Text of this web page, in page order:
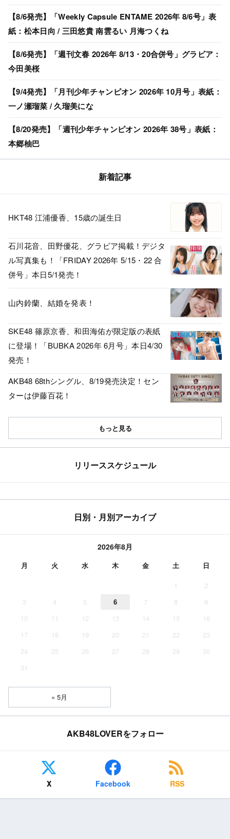
【8/6発売】「Weekly Capsule ENTAME 2026年 8/6号」表
紙：松本日向 / 三田悠貴 南雲るい 月海つくね
【8/6発売】「週刊文春 2026年 8/13・20合併号」グラビア：
今田美桜
【9/4発売】「月刊少年チャンピオン 2026年 10月号」表紙：
一ノ瀬瑠菜 / 久瑠美にな
【8/20発売】「週刊少年チャンピオン 2026年 38号」表紙：
本郷柚巴
新着記事
HKT48 江浦優香、15歳の誕生日
石川花音、田野優花、グラビア掲載！デジタ
ル写真集も！「FRIDAY 2026年 5/15・22 合
併号」本日5/1発売！
山内鈴蘭、結婚を発表！
SKE48 篠原京香、和田海佑が限定版の表紙
に登場！「BUBKA 2026年 6月号」本日4/30
発売！
AKB48 68thシングル、8/19発売決定！セン
ターは伊藤百花！
もっと見る
リリーススケジュール
日別・月別アーカイブ
2026年8月
月 火 水 木 金 土 日
1
2
3
4 5 6 7 8
9
10
11 12 13 14 15
16
17
18 19 20 21 22
23
24
25 26 27 28 29
30
31
« 5月
AKB48LOVERをフォロー
X Facebook RSS